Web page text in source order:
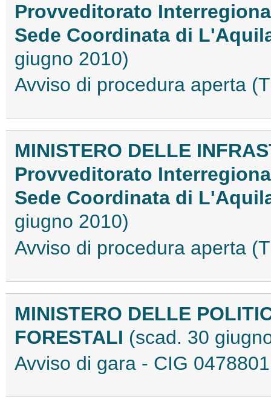
Provveditorato
Sede Coordinata di
giugno 2010)
Avviso di procedura aperta
MINISTERO DELLE
Provveditorato
Sede Coordinata di
giugno 2010)
Avviso di procedura aperta
MINISTERO DELLE
FORESTALI (scad. 30
Avviso di gara - CIG